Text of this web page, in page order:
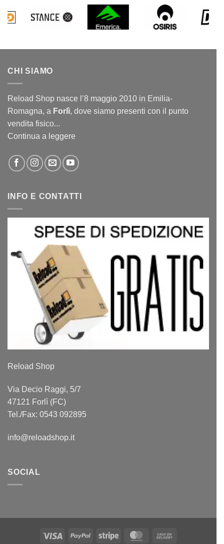
CHI SIAMO
Reload Shop nasce l’8 maggio 2010 in Emilia-
Romagna, a Forlì, dove siamo presenti con il punto
vendita fisico...
Continua a leggere
INFO E CONTATTI
Reload Shop
Via Decio Raggi, 5/7
47121 Forlì (FC)
Tel./Fax: 0543 092895
info@reloadshop.it
SOCIAL
Visa PayPal Stripe MasterCard